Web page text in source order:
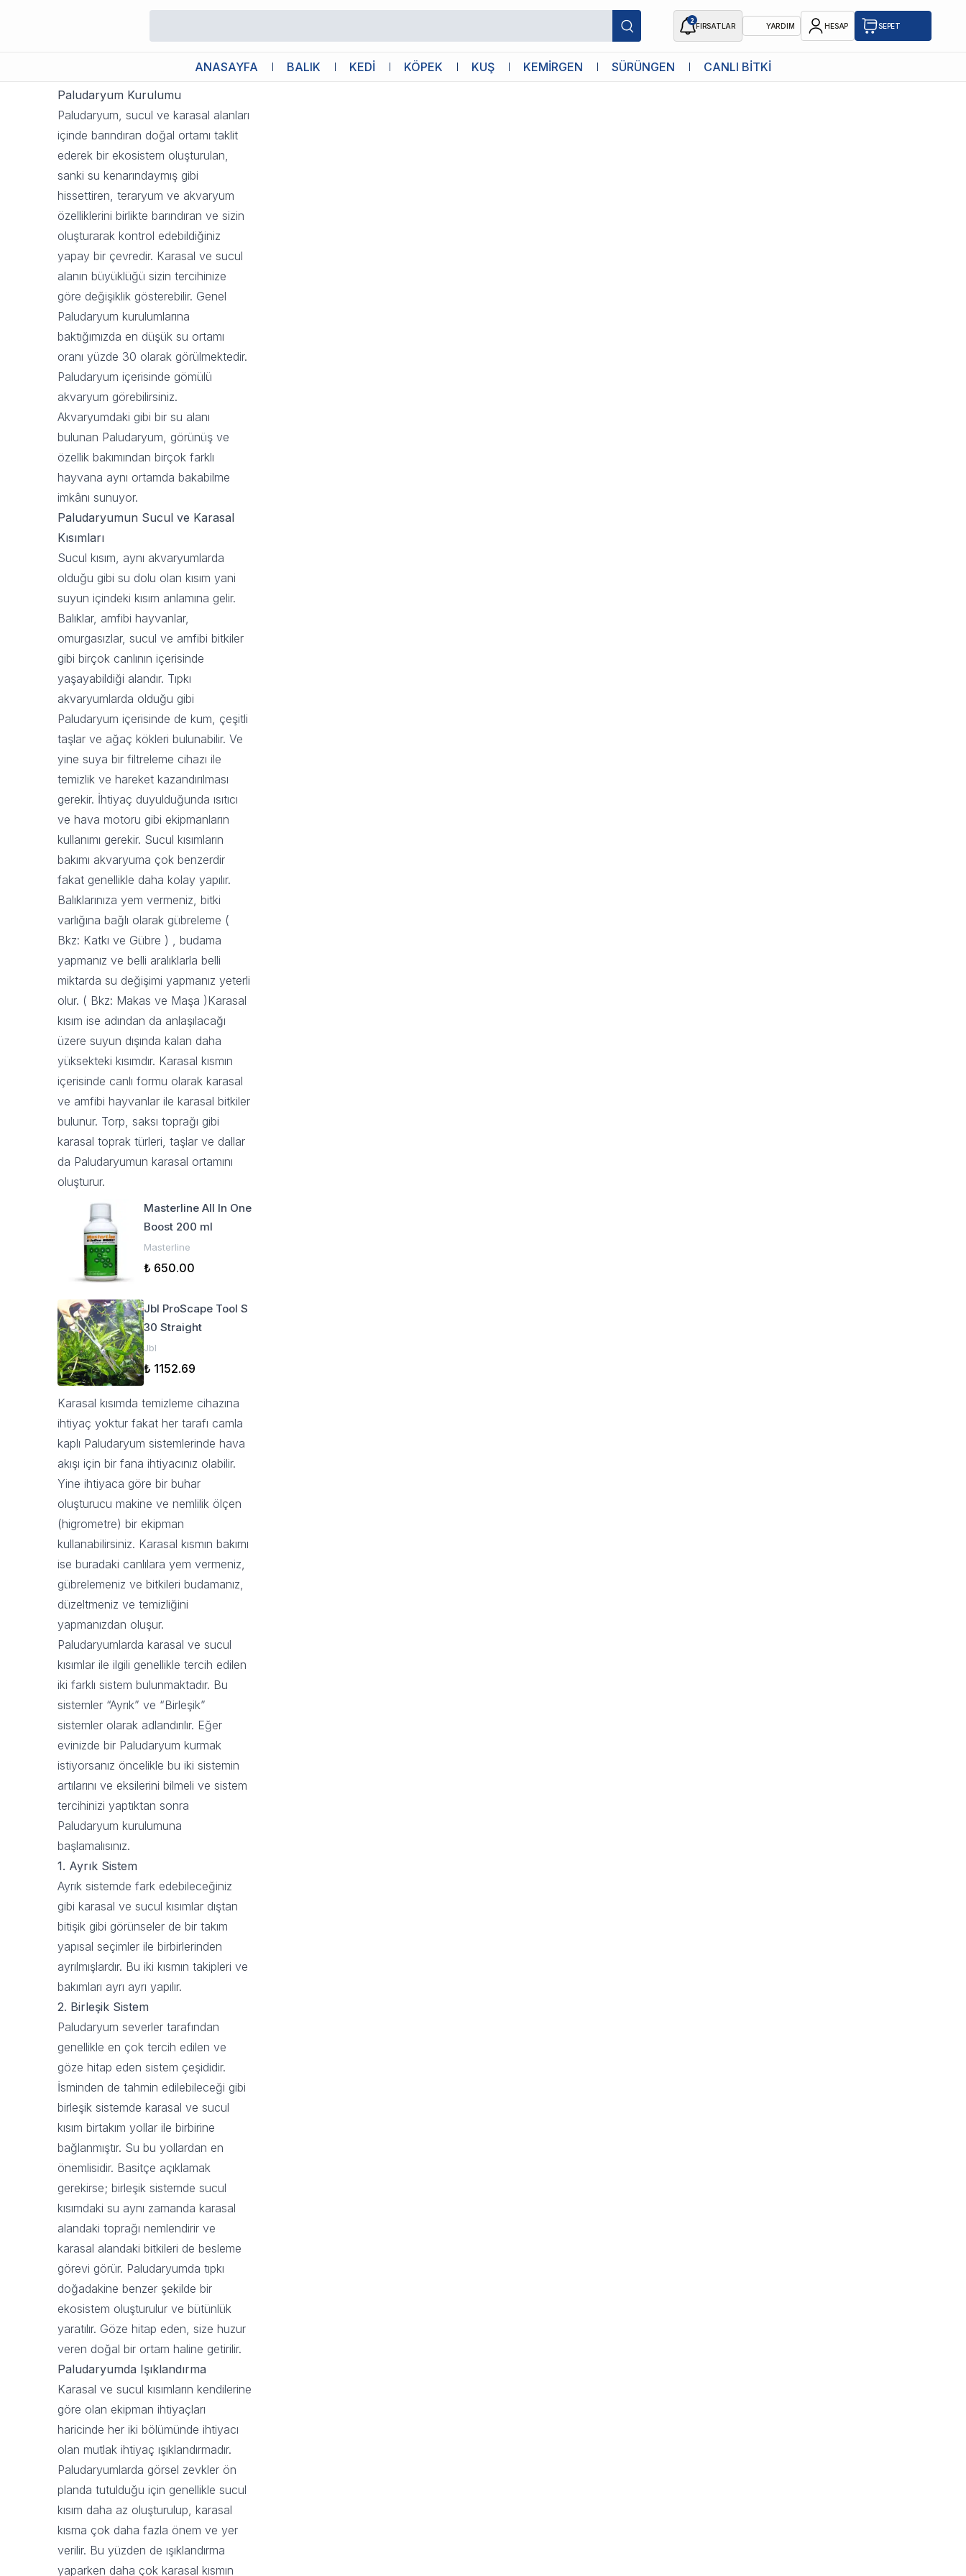
2
FIRSATLAR YARDIM HESAP SEPET
ANASAYFA BALIK KEDİ KÖPEK KUŞ KEMİRGEN SÜRÜNGEN CANLI BİTKİ
Paludaryum Kurulumu
Paludaryum Kurulumu
Paludaryum, sucul ve karasal alanları
içinde barındıran doğal ortamı taklit
ederek bir ekosistem oluşturulan,
sanki su kenarındaymış gibi
hissettiren, teraryum ve akvaryum
özelliklerini birlikte barındıran ve sizin
oluşturarak kontrol edebildiğiniz
yapay bir çevredir. Karasal ve sucul
alanın büyüklüğü sizin tercihinize
göre değişiklik gösterebilir. Genel
Paludaryum kurulumlarına
baktığımızda en düşük su ortamı
oranı yüzde 30 olarak görülmektedir.
Paludaryum içerisinde gömülü
akvaryum görebilirsiniz.
Akvaryumdaki gibi bir su alanı
bulunan Paludaryum, görünüş ve
özellik bakımından birçok farklı
hayvana aynı ortamda bakabilme
imkânı sunuyor.
Paludaryumun Sucul ve Karasal
Kısımları
Sucul kısım, aynı akvaryumlarda
olduğu gibi su dolu olan kısım yani
suyun içindeki kısım anlamına gelir.
Balıklar, amfibi hayvanlar,
omurgasızlar, sucul ve amfibi bitkiler
gibi birçok canlının içerisinde
yaşayabildiği alandır. Tıpkı
akvaryumlarda olduğu gibi
Paludaryum içerisinde de kum, çeşitli
taşlar ve ağaç kökleri bulunabilir. Ve
yine suya bir filtreleme cihazı ile
temizlik ve hareket kazandırılması
gerekir. İhtiyaç duyulduğunda ısıtıcı
ve hava motoru gibi ekipmanların
kullanımı gerekir. Sucul kısımların
bakımı akvaryuma çok benzerdir
fakat genellikle daha kolay yapılır.
Balıklarınıza yem vermeniz, bitki
varlığına bağlı olarak gübreleme (
Bkz: Katkı ve Gübre ) , budama
yapmanız ve belli aralıklarla belli
miktarda su değişimi yapmanız yeterli
olur. ( Bkz: Makas ve Maşa )Karasal
kısım ise adından da anlaşılacağı
üzere suyun dışında kalan daha
yüksekteki kısımdır. Karasal kısmın
içerisinde canlı formu olarak karasal
ve amfibi hayvanlar ile karasal bitkiler
bulunur. Torp, saksı toprağı gibi
karasal toprak türleri, taşlar ve dallar
da Paludaryumun karasal ortamını
oluşturur.
Masterline All In One
Boost 200 ml
Masterline
₺ 650.00
Jbl ProScape Tool S
30 Straight
Jbl
₺ 1152.69
Karasal kısımda temizleme cihazına
ihtiyaç yoktur fakat her tarafı camla
kaplı Paludaryum sistemlerinde hava
akışı için bir fana ihtiyacınız olabilir.
Yine ihtiyaca göre bir buhar
oluşturucu makine ve nemlilik ölçen
(higrometre) bir ekipman
kullanabilirsiniz. Karasal kısmın bakımı
ise buradaki canlılara yem vermeniz,
gübrelemeniz ve bitkileri budamanız,
düzeltmeniz ve temizliğini
yapmanızdan oluşur.
Paludaryumlarda karasal ve sucul
kısımlar ile ilgili genellikle tercih edilen
iki farklı sistem bulunmaktadır. Bu
sistemler “Ayrık” ve “Birleşik”
sistemler olarak adlandırılır. Eğer
evinizde bir Paludaryum kurmak
istiyorsanız öncelikle bu iki sistemin
artılarını ve eksilerini bilmeli ve sistem
tercihinizi yaptıktan sonra
Paludaryum kurulumuna
başlamalısınız.
1. Ayrık Sistem
Ayrık sistemde fark edebileceğiniz
gibi karasal ve sucul kısımlar dıştan
bitişik gibi görünseler de bir takım
yapısal seçimler ile birbirlerinden
ayrılmışlardır. Bu iki kısmın takipleri ve
bakımları ayrı ayrı yapılır.
2. Birleşik Sistem
Paludaryum severler tarafından
genellikle en çok tercih edilen ve
göze hitap eden sistem çeşididir.
İsminden de tahmin edilebileceği gibi
birleşik sistemde karasal ve sucul
kısım birtakım yollar ile birbirine
bağlanmıştır. Su bu yollardan en
önemlisidir. Basitçe açıklamak
gerekirse; birleşik sistemde sucul
kısımdaki su aynı zamanda karasal
alandaki toprağı nemlendirir ve
karasal alandaki bitkileri de besleme
görevi görür. Paludaryumda tıpkı
doğadakine benzer şekilde bir
ekosistem oluşturulur ve bütünlük
yaratılır. Göze hitap eden, size huzur
veren doğal bir ortam haline getirilir.
Paludaryumda Işıklandırma
Karasal ve sucul kısımların kendilerine
göre olan ekipman ihtiyaçları
haricinde her iki bölümünde ihtiyacı
olan mutlak ihtiyaç ışıklandırmadır.
Paludaryumlarda görsel zevkler ön
planda tutulduğu için genellikle sucul
kısım daha az oluşturulup, karasal
kısma çok daha fazla önem ve yer
verilir. Bu yüzden de ışıklandırma
yaparken daha çok karasal kısmın